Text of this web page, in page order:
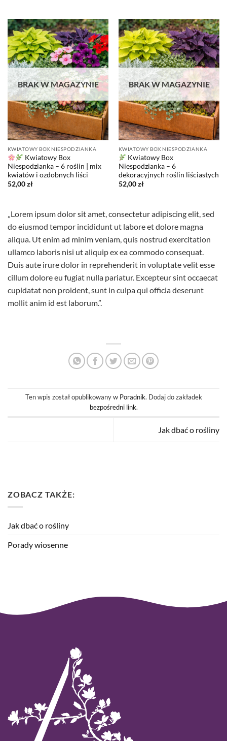
BRAK W MAGAZYNIE
KWIATOWY BOX NIESPODZIANKA
Kwiatowy Box
Niespodzianka – 6 roślin | mix
kwiatów i ozdobnych liści
52,00zł
BRAK W MAGAZYNIE
KWIATOWY BOX NIESPODZIANKA
Kwiatowy Box
Niespodzianka – 6
dekoracyjnych roślin liściastych
52,00zł
„Lorem ipsum dolor sit amet, consectetur adipiscing elit, sed
do eiusmod tempor incididunt ut labore et dolore magna
aliqua. Ut enim ad minim veniam, quis nostrud exercitation
ullamco laboris nisi ut aliquip ex ea commodo consequat.
Duis aute irure dolor in reprehenderit in voluptate velit esse
cillum dolore eu fugiat nulla pariatur. Excepteur sint occaecat
cupidatat non proident, sunt in culpa qui officia deserunt
mollit anim id est laborum.”.
Ten wpis został opublikowany w Poradnik. Dodaj do zakładek
bezpośredni link.
Jak dbać o rośliny
ZOBACZ TAKŻE:
Jak dbać o rośliny
Porady wiosenne